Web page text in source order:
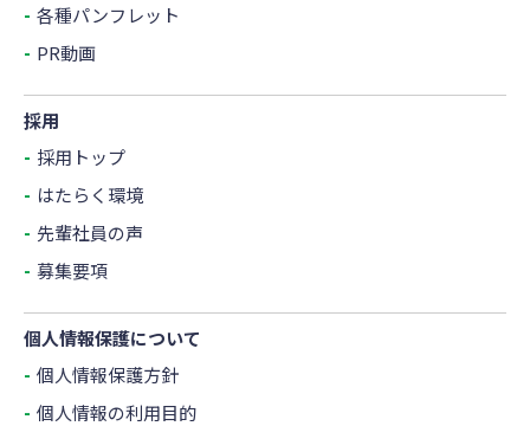
各種パンフレット
PR動画
採用
採用トップ
はたらく環境
先輩社員の声
募集要項
個人情報保護について
個人情報保護方針
個人情報の利用目的